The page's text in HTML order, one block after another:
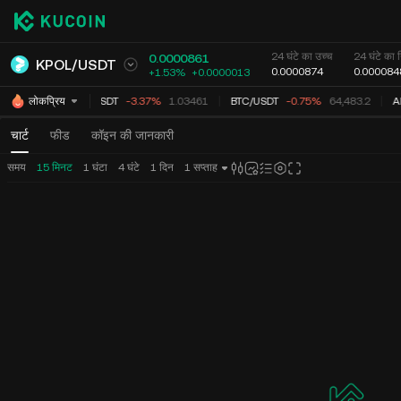
KPOL/USDT 0.0000861
+1.53% +0.0000013
24 घंटे का उच्च
0.0000874
24 घंटे का
लोकप्रिय XRP USDT -3.37% 1.03461 BTC/USDT -0.75% 64,483.2
चार्ट फीड कॉइन की जानकारी
समय 15 मिनट 1 घंटा 4 घंटे 1 दिन 1 सप्ताह